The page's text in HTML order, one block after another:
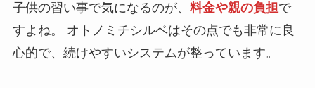
子供の習い事で気になるのが、 料金や親の負担で
すよね。 オトノミチシルベはその点でも非常に良
心的で、続けやすいシステムが整っています。